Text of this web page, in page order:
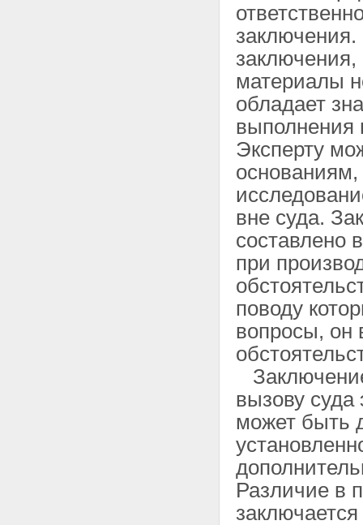
материалы
обладает
выполнения
Эксперту
вне суда.
составлено
при
поводу
вопросы, он
вызову суда
может быть
Различие в